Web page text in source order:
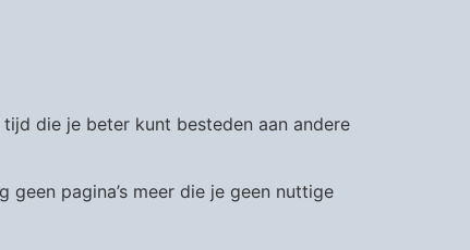
die je beter kunt besteden aan andere
pagina’s meer die je geen nuttige